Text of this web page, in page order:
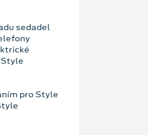
sedadel
pro Style